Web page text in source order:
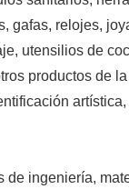
gafas, relojes,
utensilios de
productos de
de ingeniería,